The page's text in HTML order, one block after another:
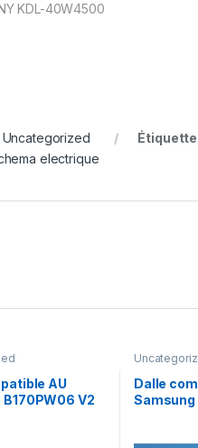
KDL-40W4500
Uncategorized Étiquette
electrique
AU
V2
Dalle
Samsung